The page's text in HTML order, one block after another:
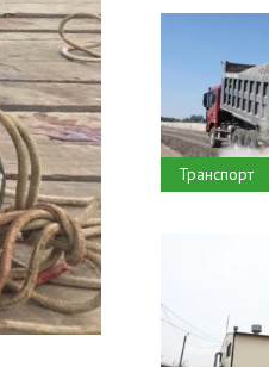
Транспорт